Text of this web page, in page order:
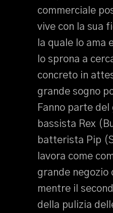
commerciale
vive con la sua
la quale lo ama
lo sprona a
concreto in
grande sogno
Fanno parte del
bassista Rex
batterista Pip
lavora come
grande negozio
mentre il
della pulizia